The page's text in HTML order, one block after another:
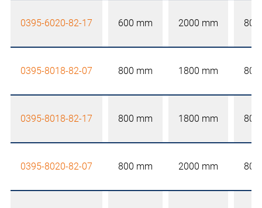
0395-6020-82-17 600 mm 2000 mm 800
0395-8018-82-07 800 mm 1800 mm 800
0395-8018-82-17 800 mm 1800 mm 800
0395-8020-82-07 800 mm 2000 mm 800